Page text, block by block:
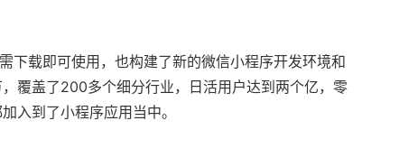
下载即可使用，也构建了新的微信小程序开发环境和
覆盖了200多个细分行业，日活用户达到两个亿，零
入到了小程序应用当中。